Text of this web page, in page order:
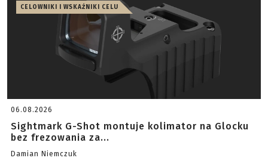
CELOWNIKI I WSKAŹNIKI CELU
06.08.2026
Sightmark G-Shot montuje kolimator na Glocku
bez frezowania za...
Damian Niemczuk